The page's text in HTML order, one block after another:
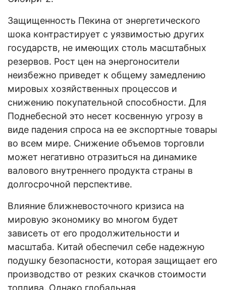
Защищенность Пекина от энергетического
шока контрастирует с уязвимостью других
государств, не имеющих столь масштабных
резервов. Рост цен на энергоносители
неизбежно приведет к общему замедлению
мировых хозяйственных процессов и
снижению покупательной способности. Для
Поднебесной это несет косвенную угрозу в
виде падения спроса на ее экспортные товары
во всем мире. Снижение объемов торговли
может негативно отразиться на динамике
валового внутреннего продукта страны в
долгосрочной перспективе.
Влияние ближневосточного кризиса на
мировую экономику во многом будет
зависеть от его продолжительности и
масштаба. Китай обеспечил себе надежную
подушку безопасности, которая защищает его
производство от резких скачков стоимости
топлива. Однако глобальная